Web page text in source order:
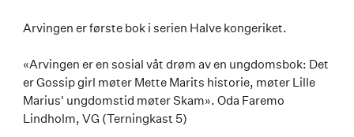
Arvingen er første bok i serien Halve kongeriket.
«Arvingen er en sosial våt drøm av en ungdomsbok: Det
er Gossip girl møter Mette Marits historie, møter Lille
Marius' ungdomstid møter Skam». Oda Faremo
Lindholm, VG (Terningkast 5)